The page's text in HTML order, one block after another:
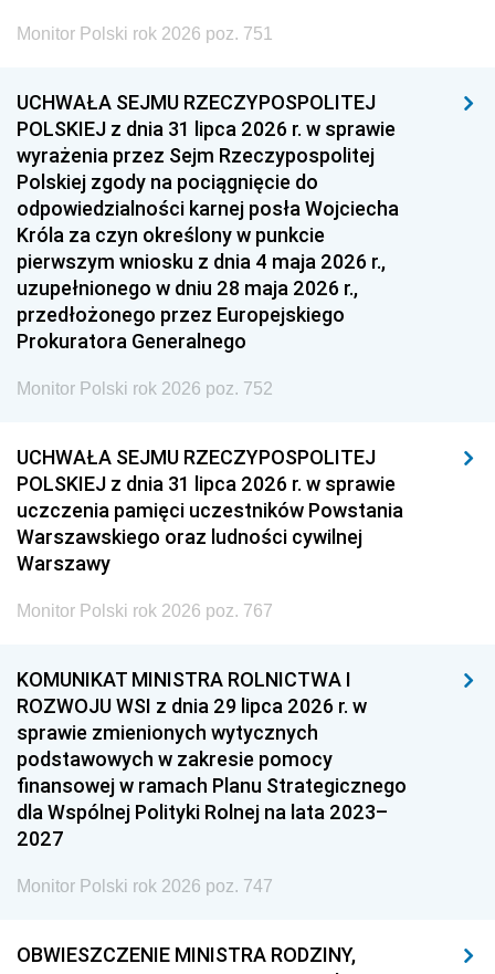
Monitor Polski rok 2026 poz. 751
UCHWAŁA SEJMU RZECZYPOSPOLITEJ
POLSKIEJ z dnia 31 lipca 2026 r. w sprawie
wyrażenia przez Sejm Rzeczypospolitej
Polskiej zgody na pociągnięcie do
odpowiedzialności karnej posła Wojciecha
Króla za czyn określony w punkcie
pierwszym wniosku z dnia 4 maja 2026 r.,
uzupełnionego w dniu 28 maja 2026 r.,
przedłożonego przez Europejskiego
Prokuratora Generalnego
Monitor Polski rok 2026 poz. 752
UCHWAŁA SEJMU RZECZYPOSPOLITEJ
POLSKIEJ z dnia 31 lipca 2026 r. w sprawie
uczczenia pamięci uczestników Powstania
Warszawskiego oraz ludności cywilnej
Warszawy
Monitor Polski rok 2026 poz. 767
KOMUNIKAT MINISTRA ROLNICTWA I
ROZWOJU WSI z dnia 29 lipca 2026 r. w
sprawie zmienionych wytycznych
podstawowych w zakresie pomocy
finansowej w ramach Planu Strategicznego
dla Wspólnej Polityki Rolnej na lata 2023–
2027
Monitor Polski rok 2026 poz. 747
OBWIESZCZENIE MINISTRA RODZINY,